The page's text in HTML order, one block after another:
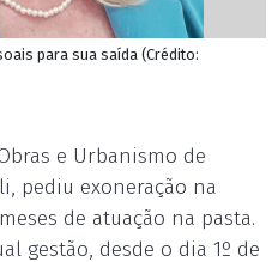
para sua saída (Crédito:
e Urbanismo de
pediu exoneração na
de atuação na pasta.
gestão, desde o dia 1º de